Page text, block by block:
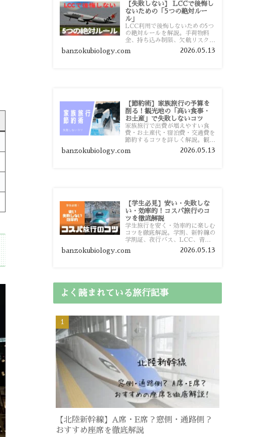
【失敗しない】 LCCで後悔し
ないための「5つの絶対ルー
ル」
LCC利用で後悔しないための5つ
の絶対ルールを解説。手荷物料
金、持ち込み制限、欠航リスク、
時間厳守など、格安航空会社を利
用する前に知っておきたい注意点
banzokubiology.com 2026.05.13
【節約術】家族旅行の予算を
削る！観光地の「高い食事・
お土産」で失敗しないコツ
家族旅行で出費が増えやすい食
費・お土産代・宿泊費・交通費を
節約するコツを詳しく解説。観光
地価格を避ける方法や、早割・ス
ーパー活用術、予算管理のポイン
banzokubiology.com 2026.05.13
【学生必見】安い・失敗しな
い・効率的！コスパ旅行のコ
ツを徹底解説
学生旅行を安く・効率的に楽しむ
コツを徹底解説。学割、新幹線の
学割証、夜行バス、LCC、青春
18きっぷ、レンタカー割り勘な
ど、学生向けの節約旅行術を詳し
banzokubiology.com 2026.05.13
よく読まれている旅行記事
【北陸新幹線】A席・E席？窓側・通路側？
おすすめ座席を徹底解説